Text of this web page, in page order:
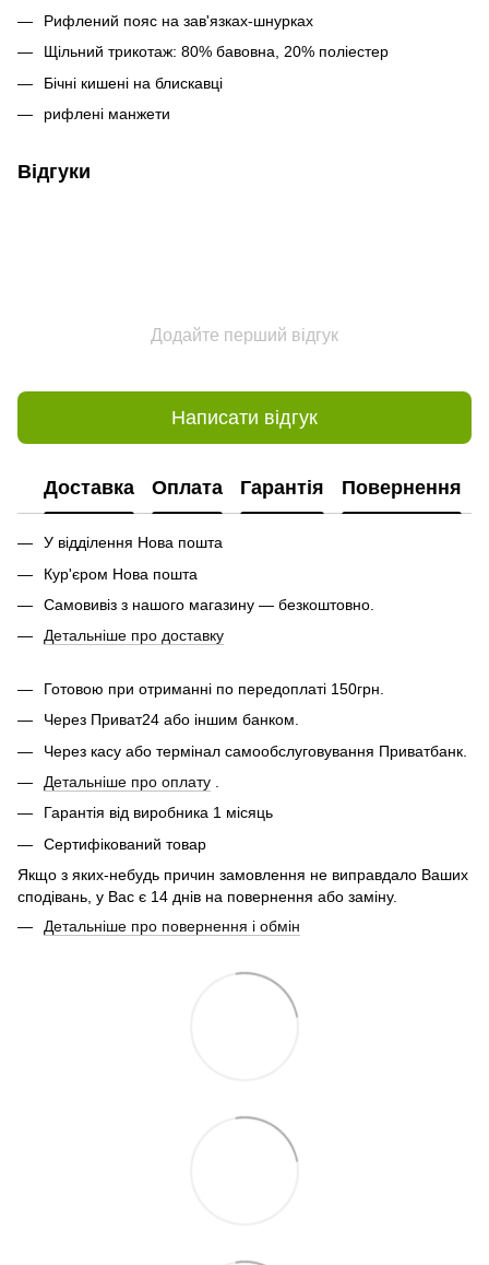
Рифлений пояс на зав'язках-шнурках
Щільний трикотаж: 80% бавовна, 20% поліестер
Бічні кишені на блискавці
рифлені манжети
Відгуки
Додайте перший відгук
Написати відгук
Доставка Оплата Гарантія Повернення
У відділення Нова пошта
Кур'єром Нова пошта
Самовивіз з нашого магазину — безкоштовно.
Детальніше про доставку
Готовою при отриманні по передоплаті 150грн.
Через Приват24 або іншим банком.
Через касу або термінал самообслуговування Приватбанк.
Детальніше про оплату
Гарантія від виробника 1 місяць
Сертифікований товар
Якщо з яких-небудь причин замовлення не виправдало Ваших
сподівань, у Вас є 14 днів на повернення або заміну.
Детальніше про повернення і обмін